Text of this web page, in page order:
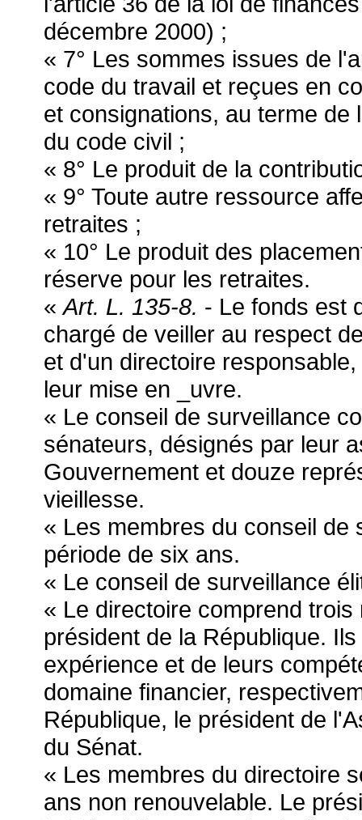
décembre 2000) ;
« 7° Les sommes issues de
code du travail et reçues en
et consignations, au terme
du code civil ;
« 8° Le produit de la
« 9° Toute autre ressource
retraites ;
« 10° Le produit des
réserve pour les retraites.
«Art. L. 135-8. - Le fonds est
chargé de veiller au respect
et d'un directoire
leur mise en _uvre.
« Le conseil de surveillance
sénateurs, désignés par leur
Gouvernement et douze
vieillesse.
« Les membres du conseil de
période de six ans.
« Le conseil de surveillance
« Le directoire comprend
président de la République.
expérience et de leurs
domaine financier,
République, le président de
du Sénat.
« Les membres du directoire
ans non renouvelable. Le